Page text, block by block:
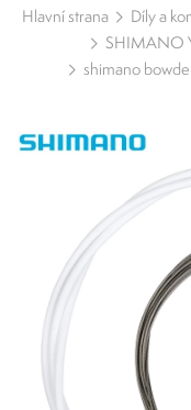
Hlavní strana Díly a
SHIMANO
shimano